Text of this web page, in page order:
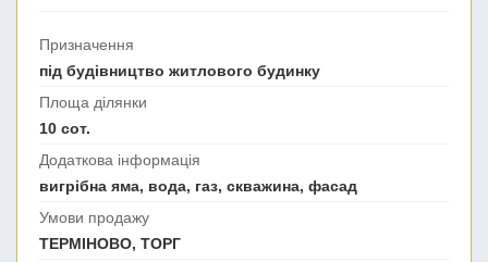
Призначення
під будівництво житлового будинку
Площа ділянки
10 сот.
Додаткова інформація
вигрібна яма, вода, газ, скважина, фасад
Умови продажу
ТЕРМІНОВО, ТОРГ